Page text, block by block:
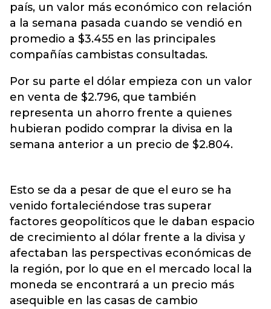
país, un valor más económico con relación
a la semana pasada cuando se vendió en
promedio a $3.455 en las principales
compañías cambistas consultadas.
Por su parte el dólar empieza con un valor
en venta de $2.796, que también
representa un ahorro frente a quienes
hubieran podido comprar la divisa en la
semana anterior a un precio de $2.804.
Esto se da a pesar de que el euro se ha
venido fortaleciéndose tras superar
factores geopolíticos que le daban espacio
de crecimiento al dólar frente a la divisa y
afectaban las perspectivas económicas de
la región, por lo que en el mercado local la
moneda se encontrará a un precio más
asequible en las casas de cambio